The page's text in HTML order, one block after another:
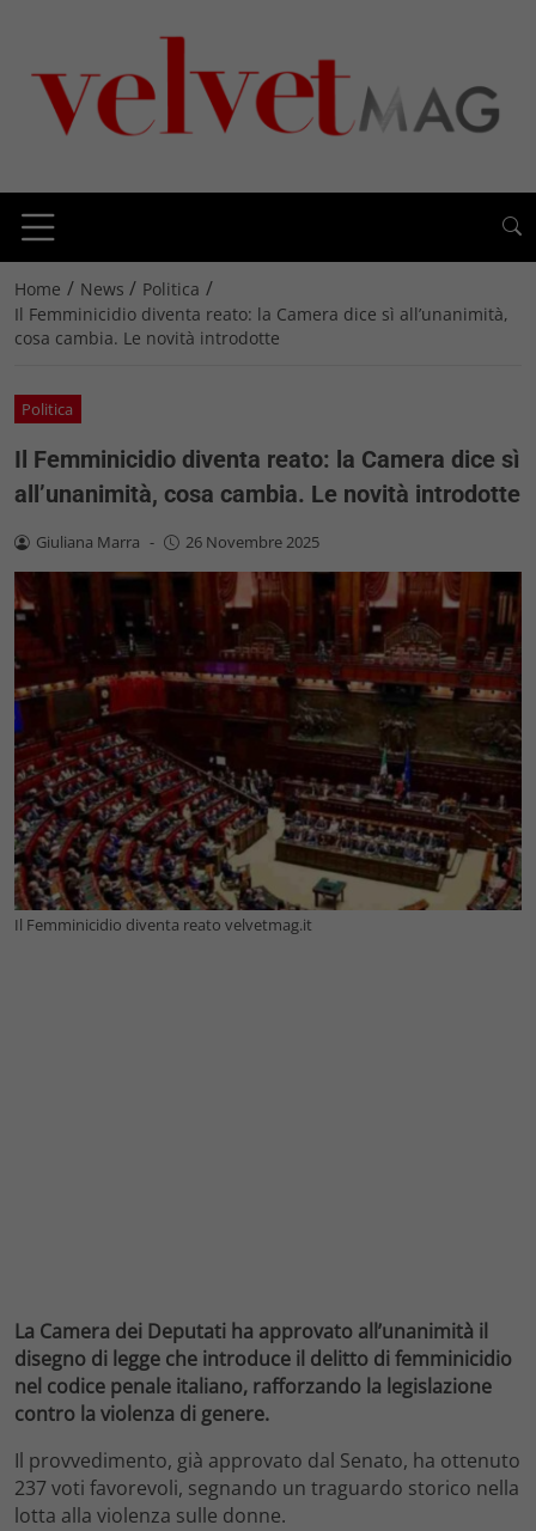
Home / News / Politica /
Il Femminicidio diventa reato: la Camera dice sì all’unanimità,
cosa cambia. Le novità introdotte
Politica
Il Femminicidio diventa reato: la Camera dice sì
all’unanimità, cosa cambia. Le novità introdotte
Giuliana Marra - 26 Novembre 2025
Il Femminicidio diventa reato velvetmag.it
La Camera dei Deputati ha approvato all’unanimità il
disegno di legge che introduce il delitto di femminicidio
nel codice penale italiano, rafforzando la legislazione
contro la violenza di genere.
Il provvedimento, già approvato dal Senato, ha ottenuto
237 voti favorevoli, segnando un traguardo storico nella
lotta alla violenza sulle donne.